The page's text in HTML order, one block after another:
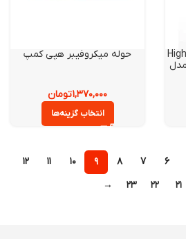
حوله میکروفیبر هپی کمپ
۱,۳۷۰,۰۰۰تومان
انتخاب گزینه‌ها
۷ ۸ ۹ ۱۰ ۱۱
۱۲
۲۲ ۲۳ →